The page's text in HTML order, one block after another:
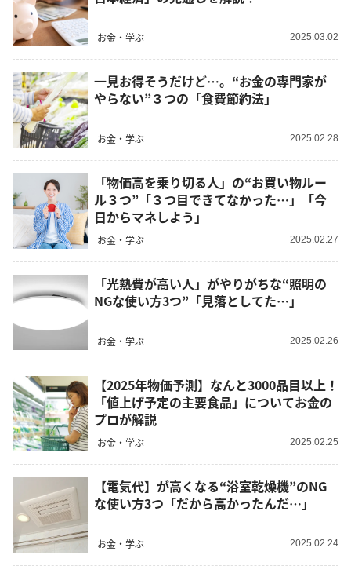
お金・学ぶ 2025.03.02
一見お得そうだけど…。“お金の専門家が
やらない”３つの「食費節約法」
お金・学ぶ 2025.02.28
「物価高を乗り切る人」の“お買い物ルー
ル３つ”「３つ目できてなかった…」「今
日からマネしよう」
お金・学ぶ 2025.02.27
「光熱費が高い人」がやりがちな“照明の
NGな使い方3つ”「見落としてた…」
お金・学ぶ 2025.02.26
【2025年物価予測】なんと3000品目以上！
「値上げ予定の主要食品」についてお金の
プロが解説
お金・学ぶ 2025.02.25
【電気代】が高くなる“浴室乾燥機”のNG
な使い方3つ「だから高かったんだ…」
お金・学ぶ 2025.02.24